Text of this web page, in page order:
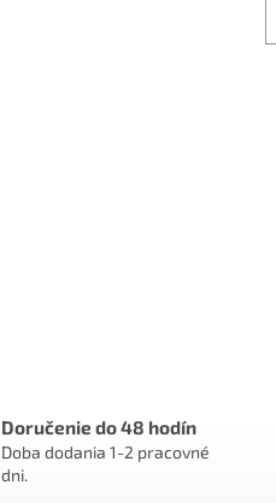
Doručenie do 48 hodín
Doba dodania 1-2 pracovné
dni.